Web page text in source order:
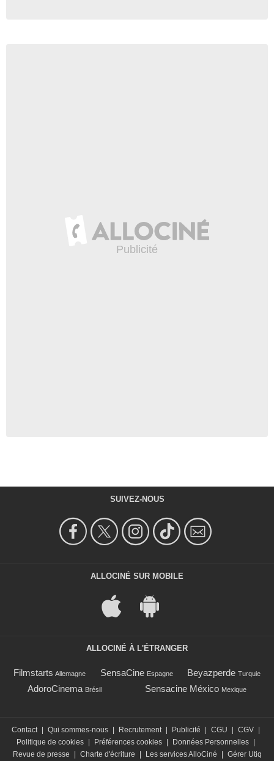
SUIVEZ-NOUS
ALLOCINÉ SUR MOBILE
ALLOCINÉ À L'ÉTRANGER
Filmstarts Allemagne SensaCine Espagne Beyazperde Turquie
AdoroCinema Brésil Sensacine México Mexique
Contact Qui sommes-nous Recrutement Publicité CGU CGV
Politique de cookies
Préférences cookies Données Personnelles
Revue de presse
Charte d'écriture Les services AlloCiné Gérer Utiq